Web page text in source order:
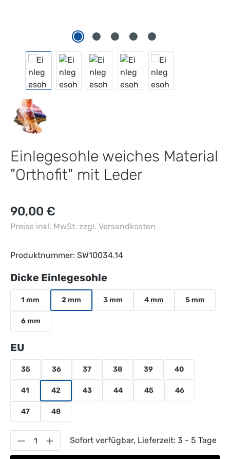
Einlegesohle weiches Material
"Orthofit" mit Leder
Regulärer Preis:
90,00 €
Preise inkl. MwSt. zzgl. Versandkosten
Produktnummer: SW10034.14
Dicke Einlegesohleauswählen
1 mm 2 mm 3 mm 4 mm 5 mm
6 mm
EU
35 36 37 38 39 40
41 42 43 44 45 46
47 48
Produkt Anzahl: Gib den gewünschten
Sofort verfügbar, Lieferzeit: 3 - 5 Tage